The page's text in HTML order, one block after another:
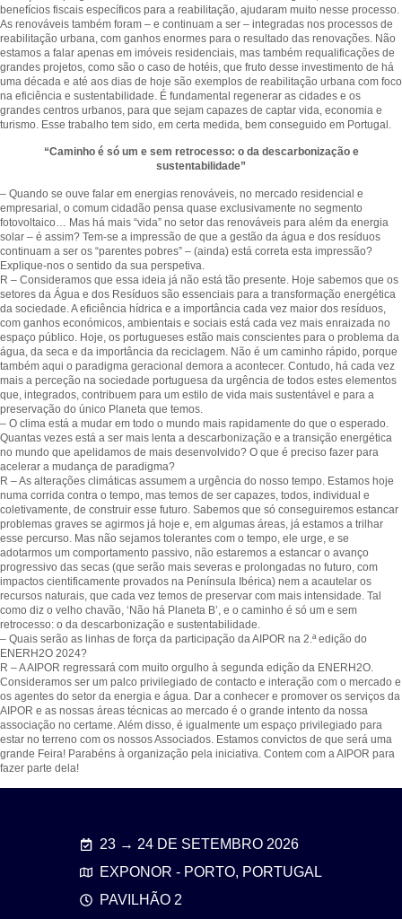
benefícios fiscais específicos para a reabilitação, ajudaram muito nesse processo.
As renováveis também foram – e continuam a ser – integradas nos processos de
reabilitação urbana, com ganhos enormes para o resultado das renovações. Não
estamos a falar apenas em imóveis residenciais, mas também requalificações de
grandes projetos, como são o caso de hotéis, que fruto desse investimento de há
uma década e até aos dias de hoje são exemplos de reabilitação urbana com foco
na eficiência e sustentabilidade. É fundamental regenerar as cidades e os
grandes centros urbanos, para que sejam capazes de captar vida, economia e
turismo. Esse trabalho tem sido, em certa medida, bem conseguido em Portugal.
“Caminho é só um e sem retrocesso: o da descarbonização e
sustentabilidade”
– Quando se ouve falar em energias renováveis, no mercado residencial e
empresarial, o comum cidadão pensa quase exclusivamente no segmento
fotovoltaico… Mas há mais “vida” no setor das renováveis para além da energia
solar – é assim? Tem-se a impressão de que a gestão da água e dos resíduos
continuam a ser os “parentes pobres” – (ainda) está correta esta impressão?
Explique-nos o sentido da sua perspetiva.
R – Consideramos que essa ideia já não está tão presente. Hoje sabemos que os
setores da Água e dos Resíduos são essenciais para a transformação energética
da sociedade. A eficiência hídrica e a importância cada vez maior dos resíduos,
com ganhos económicos, ambientais e sociais está cada vez mais enraizada no
espaço público. Hoje, os portugueses estão mais conscientes para o problema da
água, da seca e da importância da reciclagem. Não é um caminho rápido, porque
também aqui o paradigma geracional demora a acontecer. Contudo, há cada vez
mais a perceção na sociedade portuguesa da urgência de todos estes elementos
que, integrados, contribuem para um estilo de vida mais sustentável e para a
preservação do único Planeta que temos.
– O clima está a mudar em todo o mundo mais rapidamente do que o esperado.
Quantas vezes está a ser mais lenta a descarbonização e a transição energética
no mundo que apelidamos de mais desenvolvido? O que é preciso fazer para
acelerar a mudança de paradigma?
R – As alterações climáticas assumem a urgência do nosso tempo. Estamos hoje
numa corrida contra o tempo, mas temos de ser capazes, todos, individual e
coletivamente, de construir esse futuro. Sabemos que só conseguiremos estancar
problemas graves se agirmos já hoje e, em algumas áreas, já estamos a trilhar
esse percurso. Mas não sejamos tolerantes com o tempo, ele urge, e se
adotarmos um comportamento passivo, não estaremos a estancar o avanço
progressivo das secas (que serão mais severas e prolongadas no futuro, com
impactos cientificamente provados na Península Ibérica) nem a acautelar os
recursos naturais, que cada vez temos de preservar com mais intensidade. Tal
como diz o velho chavão, ‘Não há Planeta B’, e o caminho é só um e sem
retrocesso: o da descarbonização e sustentabilidade.
– Quais serão as linhas de força da participação da AIPOR na 2.ª edição do
ENERH2O 2024?
R – A AIPOR regressará com muito orgulho à segunda edição da ENERH2O.
Consideramos ser um palco privilegiado de contacto e interação com o mercado e
os agentes do setor da energia e água. Dar a conhecer e promover os serviços da
AIPOR e as nossas áreas técnicas ao mercado é o grande intento da nossa
associação no certame. Além disso, é igualmente um espaço privilegiado para
estar no terreno com os nossos Associados. Estamos convictos de que será uma
grande Feira! Parabéns à organização pela iniciativa. Contem com a AIPOR para
fazer parte dela!
23 → 24 DE SETEMBRO 2026
EXPONOR - PORTO, PORTUGAL
PAVILHÃO 2